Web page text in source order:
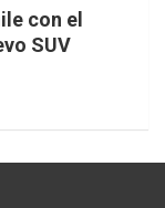
con el
SUV